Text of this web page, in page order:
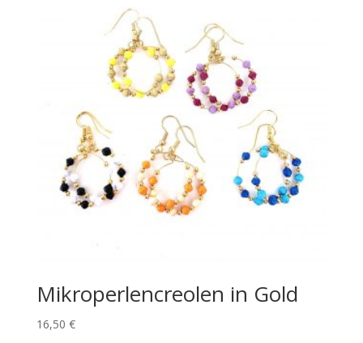
Mikroperlencreolen in Gold
16,50 €